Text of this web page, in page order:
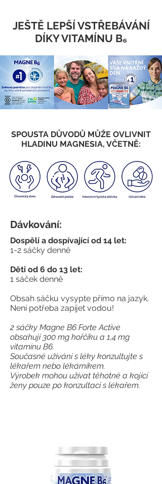
JEŠTĚ LEPŠÍ VSTŘEBÁVÁNÍ
DÍKY VITAMÍNU B₆
SPOUSTA DŮVODŮ MŮŽE OVLIVNIT
HLADINU MAGNESIA, VČETNĚ:
Dávkování:
Dospělí a dospívající od 14 let:
1-2 sáčky denně
Děti od 6 do 13 let:
1 sáček denně
Obsah sáčku vysypte přímo na jazyk.
Není potřeba zapíjet vodou!
2 sáčky Magne B6 Forte Active
obsahují 300 mg hořčíku a 1,4 mg
vitamínu B6.
Současné užívání s léky konzultujte s
lékařem nebo lékárníkem.
Výrobek mohou užívat těhotné a kojící
ženy pouze po konzultaci s lékařem.